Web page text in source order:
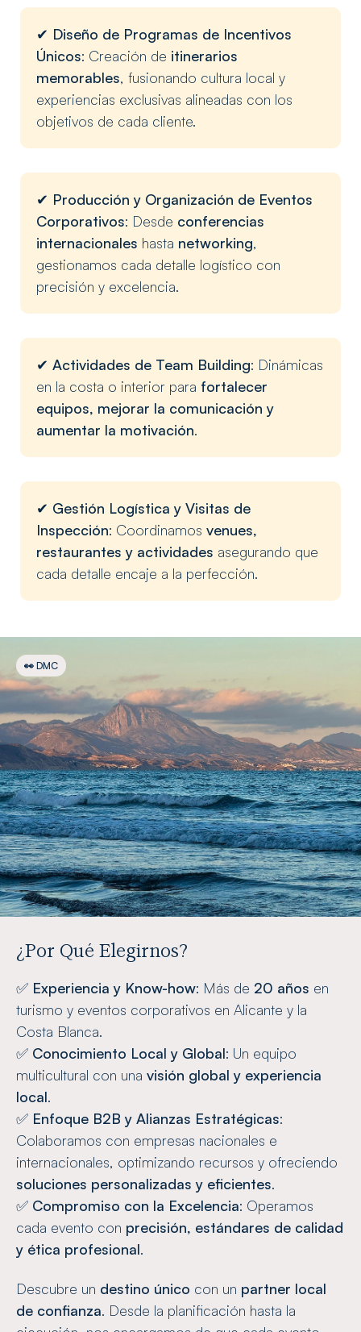
✔ Diseño de Programas de Incentivos
Únicos: Creación de itinerarios
memorables, fusionando cultura local y
experiencias exclusivas alineadas con los
objetivos de cada cliente.
✔ Producción y Organización de Eventos
Corporativos: Desde conferencias
internacionales hasta networking,
gestionamos cada detalle logístico con
precisión y excelencia.
✔ Actividades de Team Building: Dinámicas
en la costa o interior para fortalecer
equipos, mejorar la comunicación y
aumentar la motivación.
✔ Gestión Logística y Visitas de
Inspección: Coordinamos venues,
restaurantes y actividades asegurando que
cada detalle encaje a la perfección.
👀 DMC
¿Por Qué Elegirnos?
✅ Experiencia y Know-how: Más de 20 años en
turismo y eventos corporativos en Alicante y la
Costa Blanca.
✅ Conocimiento Local y Global: Un equipo
multicultural con una visión global y experiencia
local.
✅ Enfoque B2B y Alianzas Estratégicas:
Colaboramos con empresas nacionales e
internacionales, optimizando recursos y ofreciendo
soluciones personalizadas y eficientes.
✅ Compromiso con la Excelencia: Operamos
cada evento con precisión, estándares de calidad
y ética profesional.
Descubre un destino único con un partner local
de confianza. Desde la planificación hasta la